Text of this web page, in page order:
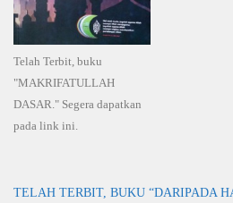
Telah Terbit, buku
"MAKRIFATULLAH
DASAR." Segera dapatkan
pada link ini.
TELAH TERBIT, BUKU “DARIPADA